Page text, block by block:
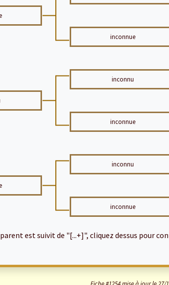
inconnue
inconnu
inconnue
inconnu
inconnue
est suivit de "[...+]", cliquez dessus pour